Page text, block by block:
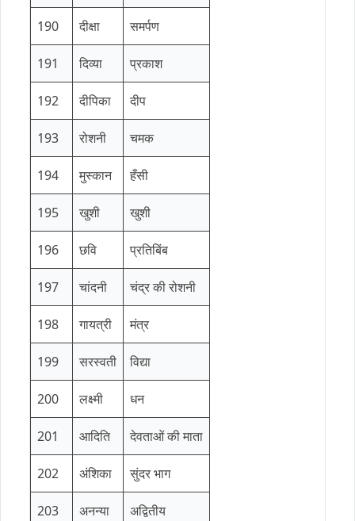
190 दीक्षा समर्पण
191 दिव्या प्रकाश
192 दीपिका दीप
193 रोशनी चमक
194 मुस्कान हँसी
195 खुशी खुशी
196 छवि प्रतिबिंब
197 चांदनी चंद्र की रोशनी
198 गायत्री मंत्र
199 सरस्वती विद्या
200 लक्ष्मी धन
201 आदिति देवताओं की माता
202 अंशिका सुंदर भाग
203 अनन्या अद्वितीय